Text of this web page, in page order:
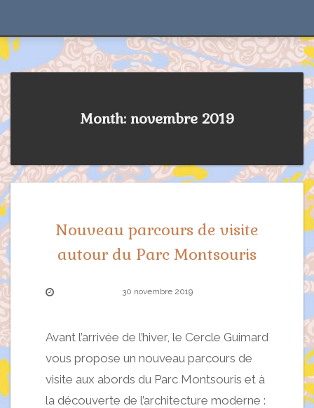
Month: novembre 2019
Nouveau parcours de visite
autour du Parc Montsouris
30 novembre 2019
Avant l’arrivée de l’hiver, le Cercle Guimard
vous propose un nouveau parcours de
visite aux abords du Parc Montsouris et à
la découverte de l’architecture moderne :